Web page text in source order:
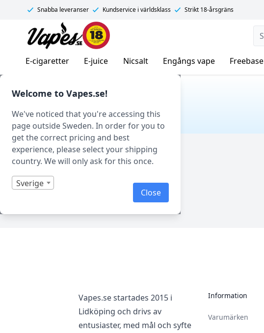
Welcome to Vapes.se!
We've noticed that you're accessing this
page outside Sweden. In order for you to
get the correct pricing and best
experience, please select your shipping
country. We will only ask for this once.
Sverige
Close
Snabba leveranser Kundservice i världsklass Strikt 18-årsgräns
Vapes.se
E-cigaretter E-juice Nicsalt Engångs vape Freebase
Hem/ Produkt Smakprofil / Lingon
LINGON
Filtrera
Vapes.se startades 2015 i
Lidköping och drivs av
entusiaster, med mål och syfte
Information
Varumärken